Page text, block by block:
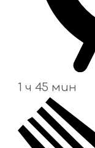
1 ч 45 мин